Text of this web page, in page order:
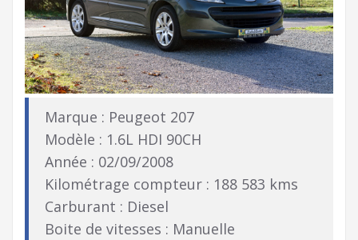
Marque : Peugeot 207
Modèle : 1.6L HDI 90CH
Année : 02/09/2008
Kilométrage compteur : 188 583 kms
Carburant : Diesel
Boite de vitesses : Manuelle